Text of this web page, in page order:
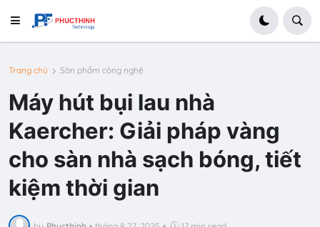
Trang chủ Sàn phẩm công nghệ
Máy hút bụi lau nhà
Kaercher: Giải pháp vàng
cho sàn nhà sạch bóng, tiết
kiệm thời gian